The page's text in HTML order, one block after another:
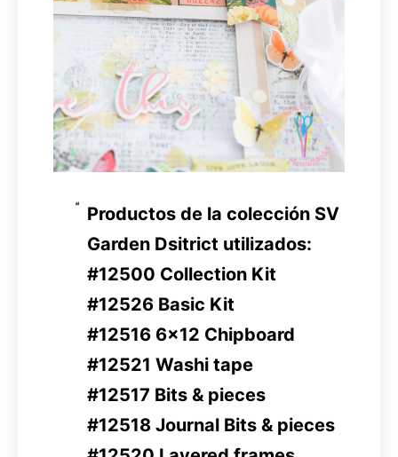
Productos de la colección SV
Garden Dsitrict utilizados:
#12500 Collection Kit
#12526 Basic Kit
#12516 6×12 Chipboard
#12521 Washi tape
#12517 Bits & pieces
#12518 Journal Bits & pieces